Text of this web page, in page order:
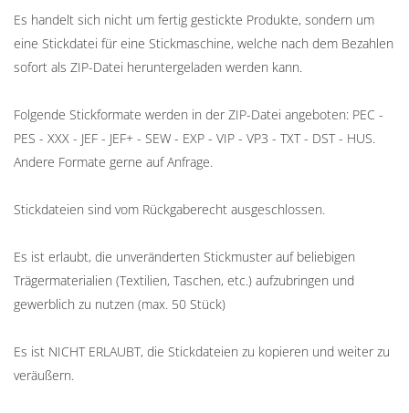
Es handelt sich nicht um fertig gestickte Produkte, sondern um
eine Stickdatei für eine Stickmaschine, welche nach dem Bezahlen
sofort als ZIP-Datei heruntergeladen werden kann.
Folgende Stickformate werden in der ZIP-Datei angeboten: PEC -
PES - XXX - JEF - JEF+ - SEW - EXP - VIP - VP3 - TXT - DST - HUS.
Andere Formate gerne auf Anfrage.
Stickdateien sind vom Rückgaberecht ausgeschlossen.
Es ist erlaubt, die unveränderten Stickmuster auf beliebigen
Trägermaterialien (Textilien, Taschen, etc.) aufzubringen und
gewerblich zu nutzen (max. 50 Stück)
Es ist NICHT ERLAUBT, die Stickdateien zu kopieren und weiter zu
veräußern.